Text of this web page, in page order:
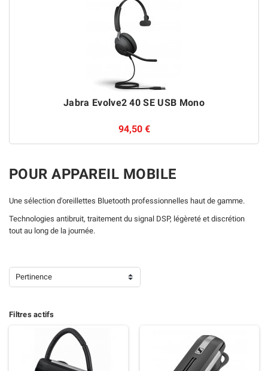
Jabra Evolve2 40 SE USB Mono
94,50 €
POUR APPAREIL MOBILE
Une sélection d'oreillettes Bluetooth professionnelles haut de gamme.
Technologies antibruit, traitement du signal DSP, légèreté et discrétion
tout au long de la journée.
Pertinence
Filtres actifs